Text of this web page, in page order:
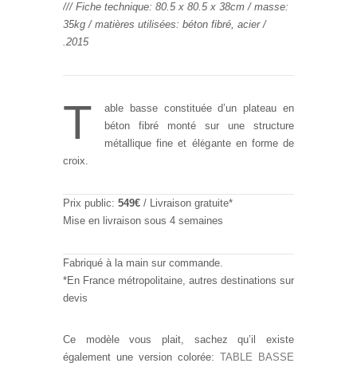
PayPal Comment Ca Marche
/// Fiche technique: 80.5 x 80.5 x 38cm / masse:
35kg / matières utilisées: béton fibré, acier /
.2015
T
able basse constituée d’un plateau en
béton fibré monté sur une structure
métallique fine et élégante en forme de
croix.
Prix public: 549€ / Livraison gratuite*
Mise en livraison sous 4 semaines
Fabriqué à la main sur commande.
*En France métropolitaine, autres destinations sur
devis
Ce modèle vous plait, sachez qu’il existe
également une version colorée: TABLE BASSE